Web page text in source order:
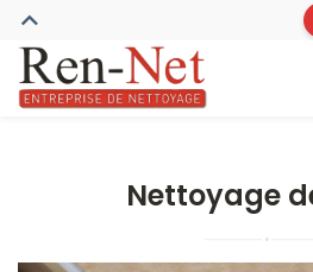
Nettoyage